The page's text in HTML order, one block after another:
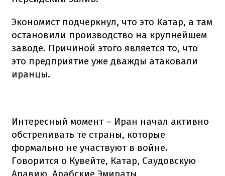
Экономист подчеркнул, что это Катар, а там
остановили производство на крупнейшем
заводе. Причиной этого является то, что
это предприятие уже дважды атаковали
иранцы.
Интересный момент – Иран начал активно
обстреливать те страны, которые
формально не участвуют в войне.
Говорится о Кувейте, Катар, Саудовскую
Аравию, Арабские Эмираты,